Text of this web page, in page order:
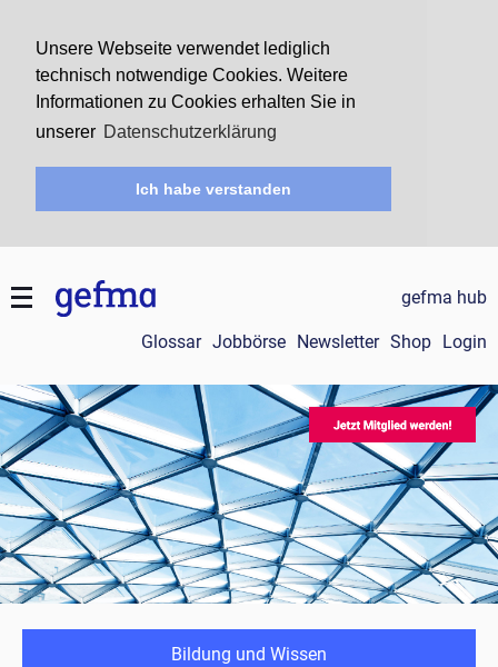
Unsere Webseite verwendet lediglich
technisch notwendige Cookies. Weitere
Informationen zu Cookies erhalten Sie in
unserer Datenschutzerklärung
Ich habe verstanden
gefma hub
Glossar Jobbörse Newsletter Shop Login
Bildung und Wissen